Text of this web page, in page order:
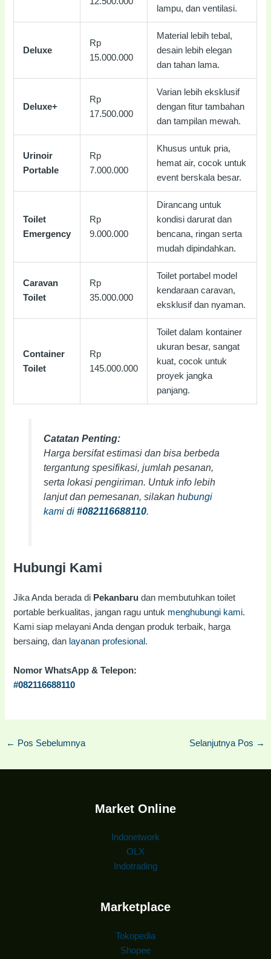
lampu, dan ventilasi.
Deluxe
Rp
15.000.000
Material lebih tebal,
desain lebih elegan
dan tahan lama.
Deluxe+
Rp
17.500.000
Varian lebih eksklusif
dengan fitur tambahan
dan tampilan mewah.
Urinoir
Portable
Rp
7.000.000
Khusus untuk pria,
hemat air, cocok untuk
event berskala besar.
Toilet
Emergency
Rp
9.000.000
Dirancang untuk
kondisi darurat dan
bencana, ringan serta
mudah dipindahkan.
Caravan
Toilet
Rp
35.000.000
Toilet portabel model
kendaraan caravan,
eksklusif dan nyaman.
Container
Toilet
Rp
145.000.000
Toilet dalam kontainer
ukuran besar, sangat
kuat, cocok untuk
proyek jangka
panjang.
Catatan Penting:
Harga bersifat estimasi dan bisa berbeda
tergantung spesifikasi, jumlah pesanan,
serta lokasi pengiriman. Untuk info lebih
lanjut dan pemesanan, silakan hubungi
kami di #082116688110.
Hubungi Kami
Jika Anda berada di Pekanbaru dan membutuhkan toilet
portable berkualitas, jangan ragu untuk menghubungi kami.
Kami siap melayani Anda dengan produk terbaik, harga
bersaing, dan layanan profesional.
Nomor WhatsApp & Telepon:
#082116688110
← Pos Sebelumnya Selanjutnya Pos →
Market Online
Indonetwork
OLX
Indotrading
Marketplace
Tokopedia
Shopee